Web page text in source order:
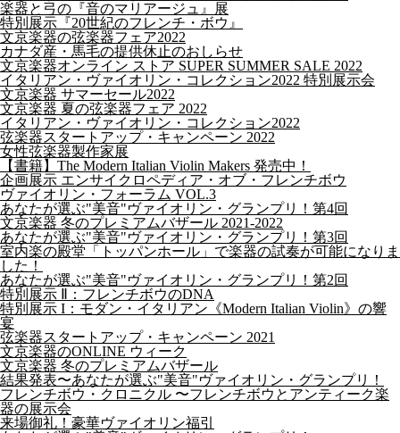
楽器と弓の『音のマリアージュ』展
特別展示『20世紀のフレンチ・ボウ』
文京楽器の弦楽器フェア2022
カナダ産・馬毛の提供休止のおしらせ
文京楽器オンライン ストア SUPER SUMMER SALE 2022
イタリアン・ヴァイオリン・コレクション2022 特別展示会
文京楽器 サマーセール2022
文京楽器 夏の弦楽器フェア 2022
イタリアン・ヴァイオリン・コレクション2022
弦楽器スタートアップ・キャンペーン 2022
女性弦楽器製作家展
【書籍】The Modern Italian Violin Makers 発売中！
企画展示 エンサイクロペディア・オブ・フレンチボウ
ヴァイオリン・フォーラム VOL.3
あなたが選ぶ"美音"ヴァイオリン・グランプリ！第4回
文京楽器 冬のプレミアムバザール 2021-2022
あなたが選ぶ"美音"ヴァイオリン・グランプリ！第3回
室内楽の殿堂「トッパンホール」で楽器の試奏が可能になりま
した！
あなたが選ぶ"美音"ヴァイオリン・グランプリ！第2回
特別展示 Ⅱ：フレンチボウのDNA
特別展示 I：モダン・イタリアン《Modern Italian Violin》の響
宴
弦楽器スタートアップ・キャンペーン 2021
文京楽器のONLINE ウィーク
文京楽器 冬のプレミアムバザール
結果発表〜あなたが選ぶ"美音"ヴァイオリン・グランプリ！
フレンチボウ・クロニクル 〜フレンチボウとアンティーク楽
器の展示会
来場御礼！豪華ヴァイオリン福引